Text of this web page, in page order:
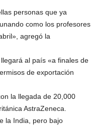
personas que ya
como los profesores
agregó la
al país «a finales de
de exportación
la llegada de 20,000
AstraZeneca.
la India, pero bajo